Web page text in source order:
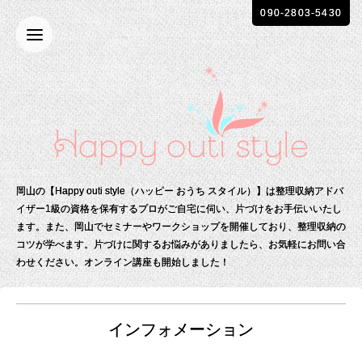
岡山の【Happy outi style（ハッピー おうち スタイル）】は整理収納アドバ
イザー1級の資格を保有するプロがご自宅に伺い、片づけをお手伝いいたし
ます。 また、岡山でセミナーやワークショップを開催しており、整理収納の
コツが学べます。 片づけに関するお悩みがありましたら、お気軽にお問い合
わせください。 オンライン講座も開始しました！
090-2803-5430
インフォメーション